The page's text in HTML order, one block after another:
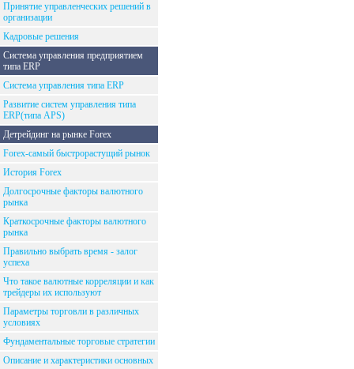
Принятие управленческих решений в
организации
Кадровые решения
Система управления предприятием
типа ERP
Система управления типа ERP
Развитие систем управления типа
ERP(типа APS)
Детрейдинг на рынке Forex
Forex-самый быстрорастущий рынок
История Forex
Долгосрочные факторы валютного
рынка
Краткосрочные факторы валютного
рынка
Правильно выбрать время - залог
успеха
Что такое валютные корреляции и как
трейдеры их используют
Параметры торговли в различных
условиях
Фундаментальные торговые стратегии
Описание и характеристики основных